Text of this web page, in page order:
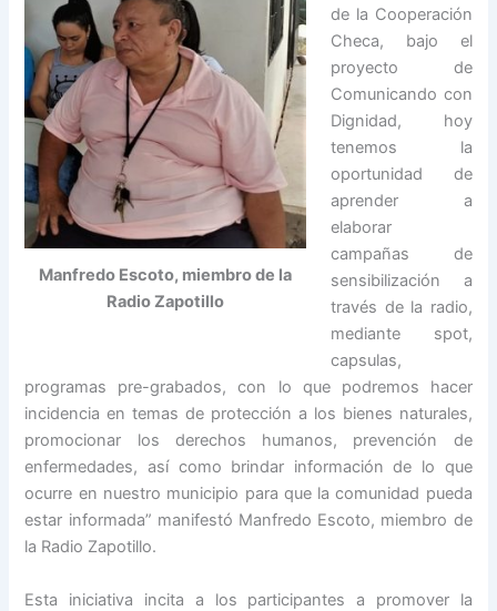
Manfredo Escoto, miembro de la
Radio Zapotillo
de la Cooperación
Checa, bajo el
proyecto de
Comunicando con
Dignidad, hoy
tenemos la
oportunidad de
aprender a
elaborar
campañas de
sensibilización a
través de la radio,
mediante spot,
capsulas,
programas pre-grabados, con lo que podremos hacer
incidencia en temas de protección a los bienes naturales,
promocionar los derechos humanos, prevención de
enfermedades, así como brindar información de lo que
ocurre en nuestro municipio para que la comunidad pueda
estar informada” manifestó Manfredo Escoto, miembro de
la Radio Zapotillo.
Esta iniciativa incita a los participantes a promover la